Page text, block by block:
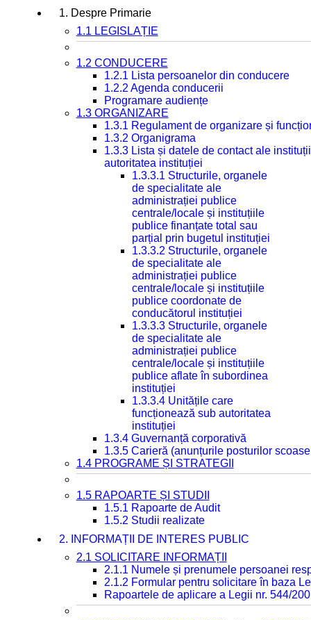
1. Despre Primarie
1.1 LEGISLAȚIE
1.2 CONDUCERE
1.2.1 Lista persoanelor din conducere
1.2.2 Agenda conducerii
Programare audiențe
1.3 ORGANIZARE
1.3.1 Regulament de organizare și
1.3.2 Organigrama
1.3.3 Lista și datele de contact ale
autoritatea instituției
1.3.3.1 Structurile, organele
de specialitate ale
administrației publice
centrale/locale și instituțiile
publice finanțate total sau
parțial prin bugetul instituției
1.3.3.2 Structurile, organele
de specialitate ale
administrației publice
centrale/locale și instituțiile
publice coordonate de
conducătorul instituției
1.3.3.3 Structurile, organele
de specialitate ale
administrației publice
centrale/locale și instituțiile
publice aflate în subordinea
instituției
1.3.3.4 Unitățile care
funcționează sub autoritatea
instituției
1.3.4 Guvernanță corporativă
1.3.5 Carieră (anunțurile posturilor
1.4 PROGRAME ȘI STRATEGII
1.5 RAPOARTE ȘI STUDII
1.5.1 Rapoarte de Audit
1.5.2 Studii realizate
2. INFORMAȚII DE INTERES PUBLIC
2.1 SOLICITARE INFORMAȚII
2.1.1 Numele și prenumele persoanei
2.1.2 Formular pentru solicitare în baza
Rapoartele de aplicare a Legii nr. 544/